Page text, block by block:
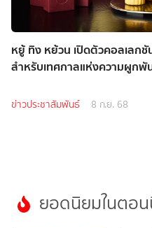
หยู้ ทิง หย้วน เปิดตัวคอลเลก
สำหรับเทศกาลแห่งความผูกพั
ข่าวประชาสัมพันธ์ 8 ก.ย. 68
ยอดนิยมในตอ